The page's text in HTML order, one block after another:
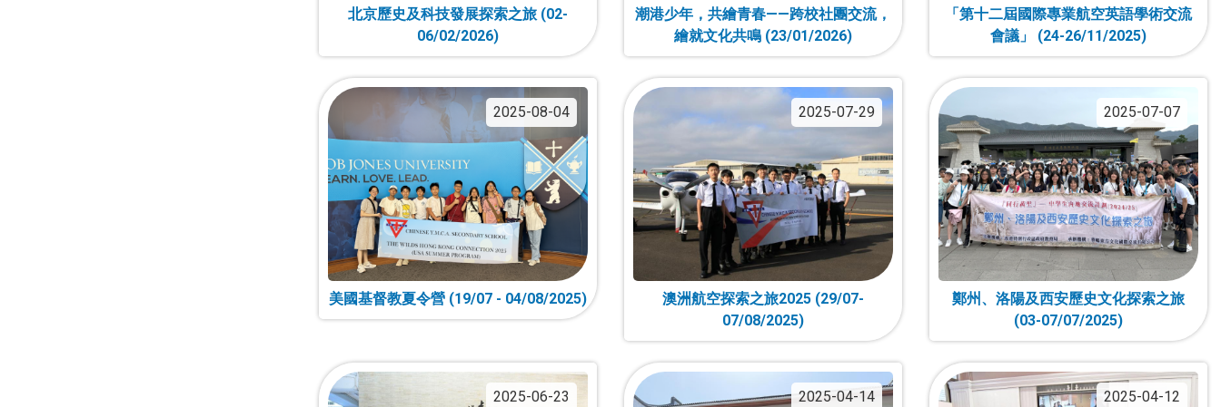
北京歷史及科技發展探索之旅 (02-
06/02/2026)
潮港少年，共繪青春——跨校社團交流，
繪就文化共鳴 (23/01/2026)
「第十二屆國際專業航空英語學術交流
會議」 (24-26/11/2025)
2025-08-04
美國基督教夏令營 (19/07 - 04/08/2025)
2025-07-29
澳洲航空探索之旅2025 (29/07-
07/08/2025)
2025-07-07
鄭州、洛陽及西安歷史文化探索之旅
(03-07/07/2025)
2025-06-23 2025-04-14 2025-04-12